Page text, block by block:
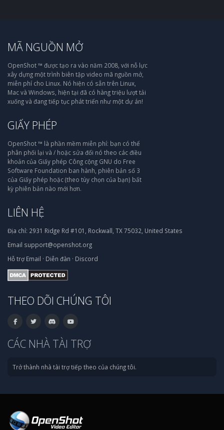
MÃ NGUỒN MỞ
OpenShot ™ được tạo ra vào năm 2008, với nỗ lực
xây dựng một trình biên tập video mã nguồn mở,
miễn phí cho Linux. Nó hiện có sẵn trên Linux,
Mac và Windows, hiện tại đã có hàng triệu lượt tải
xuống và đang tiếp tục phát triển như một dự án!
GIẤY PHÉP
OpenShot ™ là phần mềm miễn phí: bạn có thể
phân phối lại và / hoặc sửa đổi nó theo các điều
khoản của Giấy phép Công cộng GNU do Free
Software Foundation ban hành, phiên bản số 3
của Giấy phép hoặc (theo tùy chọn của bạn) bất
kỳ phiên bản nào mới hơn.
LIÊN HỆ
Địa chỉ: 2931 Ridge Rd #101, Rockwall, TX 75032, United States
Email support@openshot.org
Hỗ trợ Email · Diễn đàn · Discord
THEO DÕI CHÚNG TÔI
CÁC NHÀ TÀI TRỢ
Trở thành nhà tài trợ tiếp theo của chúng tôi.